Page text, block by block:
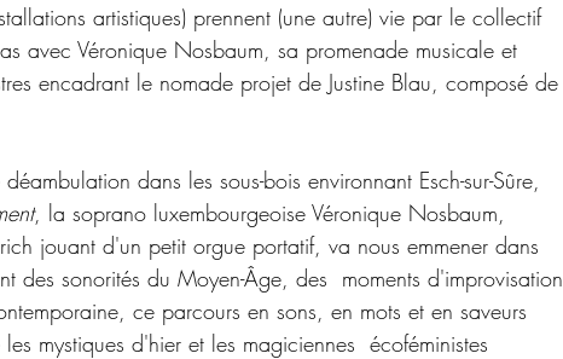
artistiques) prennent (une autre) vie par le collectif
avec Véronique Nosbaum, sa promenade musicale et
encadrant le nomade projet de Justine Blau, composé de
dans les sous-bois environnant Esch-sur-Sûre,
, la soprano luxembourgeoise Véronique Nosbaum,
jouant d'un petit orgue portatif, va nous emmener dans
des sonorités du Moyen-Âge, des  moments d'improvisation
ce parcours en sons, en mots et en saveurs
mystiques d'hier et les magiciennes  écoféministes